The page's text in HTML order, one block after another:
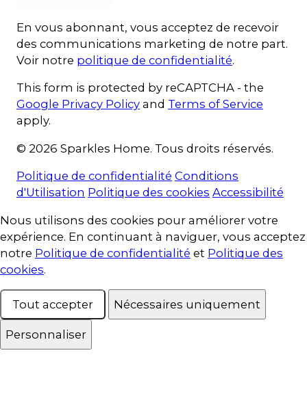
En vous abonnant, vous acceptez de recevoir
des communications marketing de notre part.
Voir notre politique de confidentialité.
This form is protected by reCAPTCHA - the
Google Privacy Policy and Terms of Service
apply.
© 2026 Sparkles Home. Tous droits réservés.
Politique de confidentialité Conditions
d'Utilisation Politique des cookies Accessibilité
Consentement aux cookies
Nous utilisons des cookies pour améliorer votre
expérience. En continuant à naviguer, vous acceptez
notre Politique de confidentialité et Politique des
cookies.
Tout accepter Nécessaires uniquement
Personnaliser